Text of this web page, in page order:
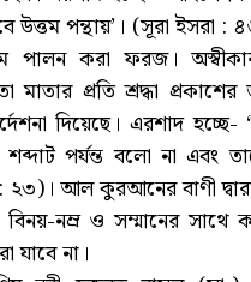
উত্তম পন্থায়’। (সূরা ইসরা :
পালন করা ফরজ।
মাতার প্রতি শ্রদ্ধা
দিয়েছে। এরশাদ
পর্যন্ত বলো না এবং
২৩)। আল কুরআনের বাণী
বিনয়-নম্র ও সম্মানের
যাবে না।